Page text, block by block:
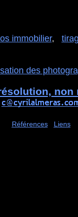
immobilier,
des
non
Références Liens